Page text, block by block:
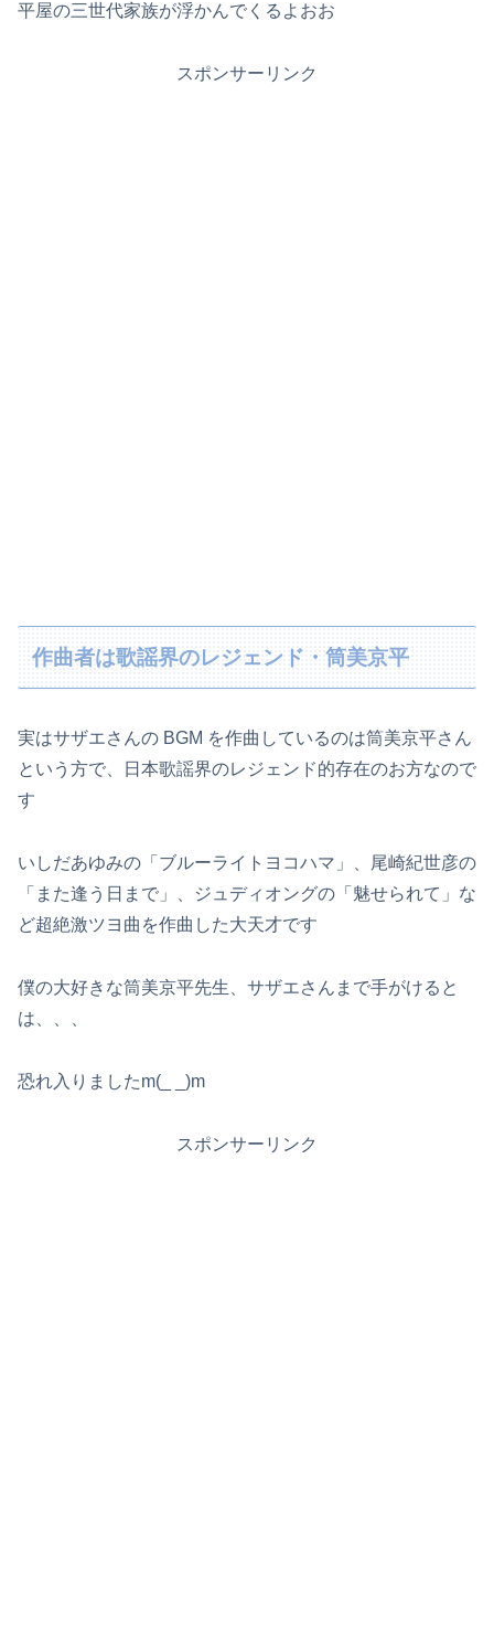
平屋の三世代家族が浮かんでくるよおお
スポンサーリンク
作曲者は歌謡界のレジェンド・筒美京平
実はサザエさんの BGM を作曲しているのは筒美京平さん
という方で、日本歌謡界のレジェンド的存在のお方なので
す
いしだあゆみの「ブルーライトヨコハマ」、尾崎紀世彦の
「また逢う日まで」、ジュディオングの「魅せられて」な
ど超絶激ツヨ曲を作曲した大天才です
僕の大好きな筒美京平先生、サザエさんまで手がけると
は、、、
恐れ入りましたm(_ _)m
スポンサーリンク